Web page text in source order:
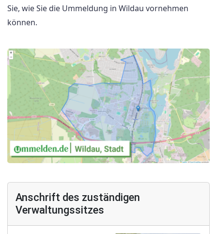
Sie, wie Sie die Ummeldung in Wildau vornehmen
können.
Anschrift des zuständigen
Verwaltungssitzes